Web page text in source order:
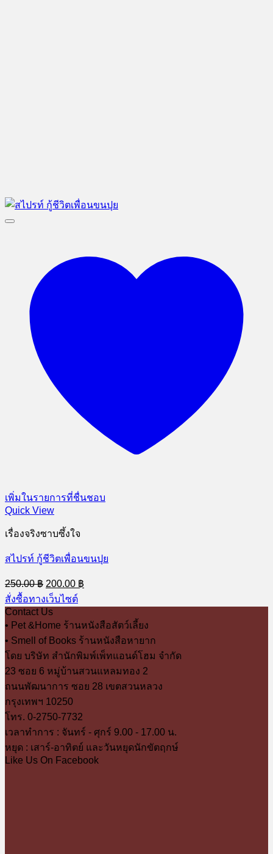
เพิ่มในรายการที่ชื่นชอบ
Quick View
เรื่องจริงซาบซึ้งใจ
สไปรท์ กู้ชีวิตเพื่อนขนปุย
250.00฿ Original
price
was:
250.00 ฿.
200.00 ฿
price
สั่งซื้อทางเว็บไซต์
Contact Us
• Pet &Home ร้านหนังสือสัตว์เลี้ยง
• Smell of Books ร้านหนังสือหายาก
โดย บริษัท สำนักพิมพ์เพ็ทแอนด์โฮม จำกัด
23 ซอย 6 หมู่บ้านสวนแหลมทอง 2
ถนนพัฒนาการ ซอย 28 เขตสวนหลวง
กรุงเทพฯ 10250
โทร. 0-2750-7732
เวลาทำการ : จันทร์ - ศุกร์ 9.00 - 17.00 น.
หยุด : เสาร์-อาทิตย์ และวันหยุดนักขัตฤกษ์
Like Us On Facebook